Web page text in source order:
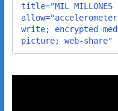
title="MIL MILLONES
write; encrypted-
picture; web-share"